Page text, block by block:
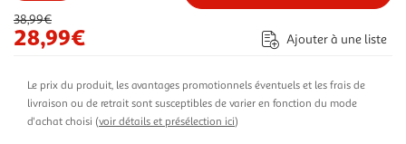
38,99€
28,99€ Ajouter à une liste
Le prix du produit, les avantages promotionnels éventuels et les frais de
livraison ou de retrait sont susceptibles de varier en fonction du mode
d'achat choisi (voir détails et présélection ici)